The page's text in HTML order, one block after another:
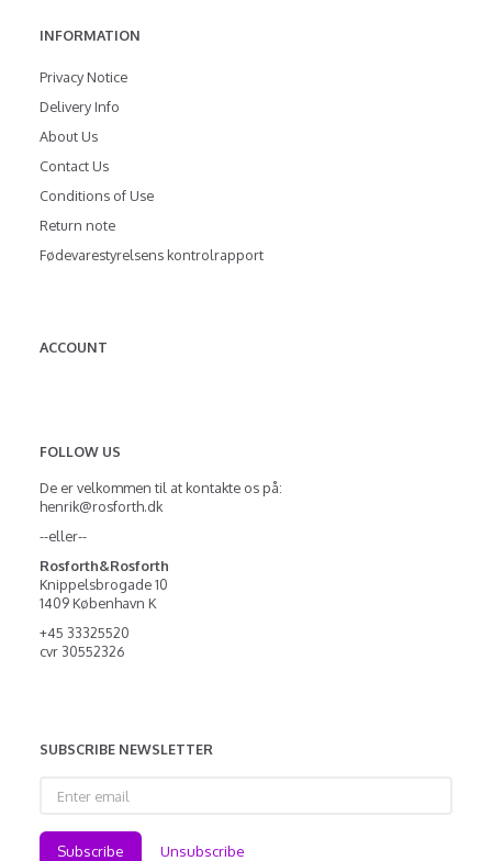
INFORMATION
Privacy Notice
Delivery Info
About Us
Contact Us
Conditions of Use
Return note
Fødevarestyrelsens kontrolrapport
ACCOUNT
FOLLOW US
De er velkommen til at kontakte os på:
henrik@rosforth.dk
--eller--
Rosforth&Rosforth
Knippelsbrogade 10
1409 København K
+45 33325520
cvr 30552326
SUBSCRIBE NEWSLETTER
email
Subscribe Unsubscribe